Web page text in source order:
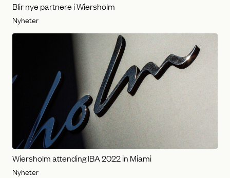
Blir nye partnere i Wiersholm
Nyheter
Wiersholm attending IBA 2022 in Miami
Nyheter